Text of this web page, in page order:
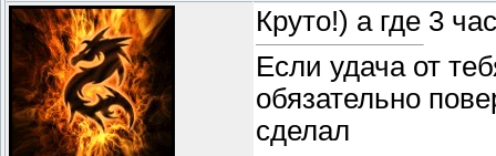
Круто!) а где 3
Если удача от
обязательно
сделал